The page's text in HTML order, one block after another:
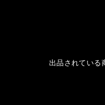
出品されている